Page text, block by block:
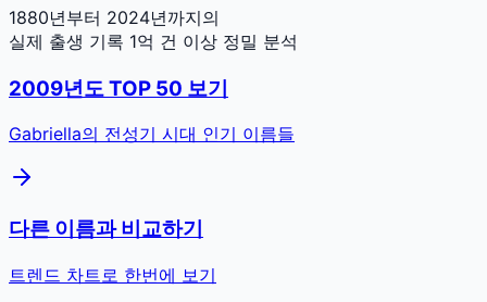
1880년부터 2024년까지의
실제 출생 기록 1억 건 이상 정밀 분석
2009년도 TOP 50 보기
Gabriella의 전성기 시대 인기 이름들
다른 이름과 비교하기
트렌드 차트로 한번에 보기